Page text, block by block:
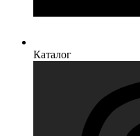
Каталог